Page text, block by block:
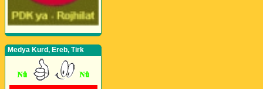
Medya Kurd, Ereb, Tirk